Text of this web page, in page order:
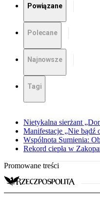
Powiązane
Polecane
Najnowsze
Tagi
Nietykalna sierżant
Manifestacje „Nie bądź
Wspólnota Sumienia:
Rekord ciepła w
Promowane treści